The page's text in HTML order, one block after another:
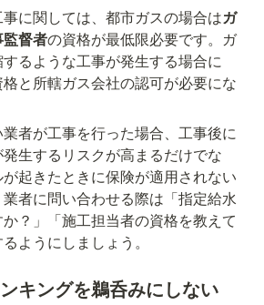
に関しては、都市ガスの場合はガ
督者の資格が最低限必要です。ガ
るような工事が発生する場合に
と所轄ガス会社の認可が必要にな
者が工事を行った場合、工事後に
生するリスクが高まるだけでな
起きたときに保険が適用されない
者に問い合わせる際は「指定給水
？」「施工担当者の資格を教えて
ようにしましょう。
キングを鵜呑みにしない